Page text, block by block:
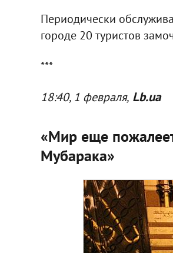
Периодически
городе 20 туристов
***
18:40, 1 февраля, Lb.ua
«Мир еще
Мубарака»